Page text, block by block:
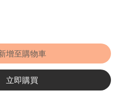
增至購物車
立即購買